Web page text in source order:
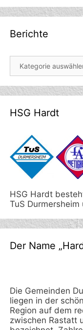
Berichte
HSG Hardt
HSG Hardt
TuS Durmersheim
Der Name
Die Gemeinden
liegen in der
Region auf dem
zwischen Rastatt